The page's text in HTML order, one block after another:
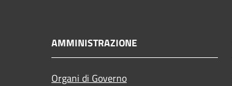
AMMINISTRAZIONE
Organi di Governo